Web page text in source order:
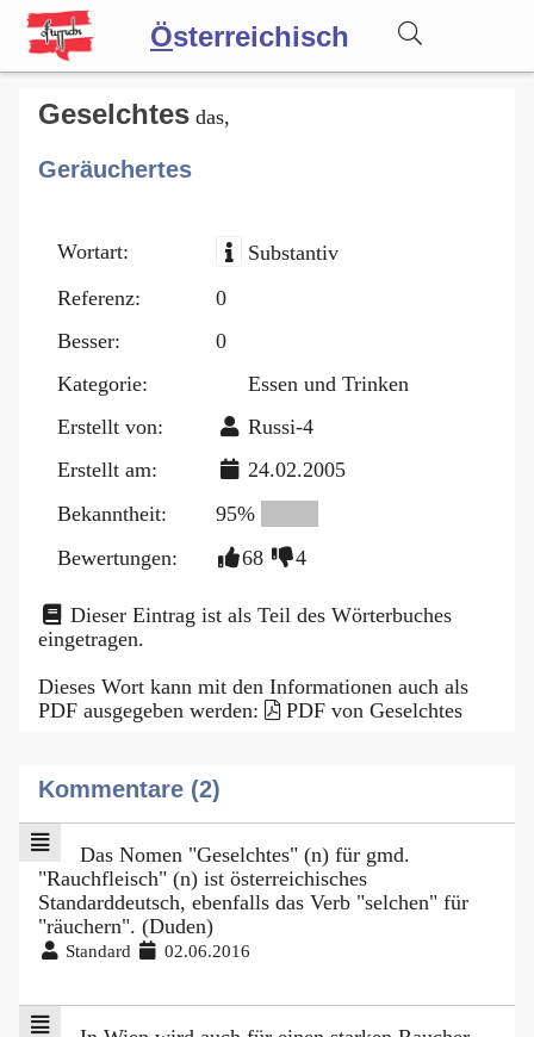
Österreichisch
Wörterbuch
Forum
Blog
Geselchtes das,
Geräuchertes
Wortart:
Substantiv
Referenz:
0
Besser:
0
Kategorie:
Essen und Trinken
Erstellt von:
Russi-4
Erstellt am:
24.02.2005
Bekanntheit:
95%
Bewertungen:
68 4
Dieser Eintrag ist als Teil des Wörterbuches
eingetragen.
Dieses Wort kann mit den Informationen auch als
PDF ausgegeben werden:
PDF von Geselchtes
Kommentare (2)
Das Nomen "Geselchtes" (n) für gmd.
"Rauchfleisch" (n) ist österreichisches
Standarddeutsch, ebenfalls das Verb "selchen" für
"räuchern". (Duden)
Standard 02.06.2016